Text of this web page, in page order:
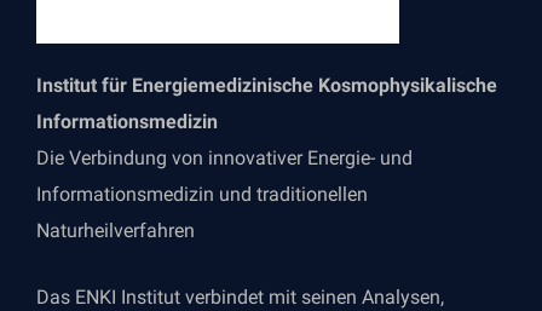
Institut für Energiemedizinische Kosmophysikalische
Informationsmedizin
Die Verbindung von innovativer Energie- und
Informationsmedizin und traditionellen
Naturheilverfahren
Das ENKI Institut verbindet mit seinen Analysen,